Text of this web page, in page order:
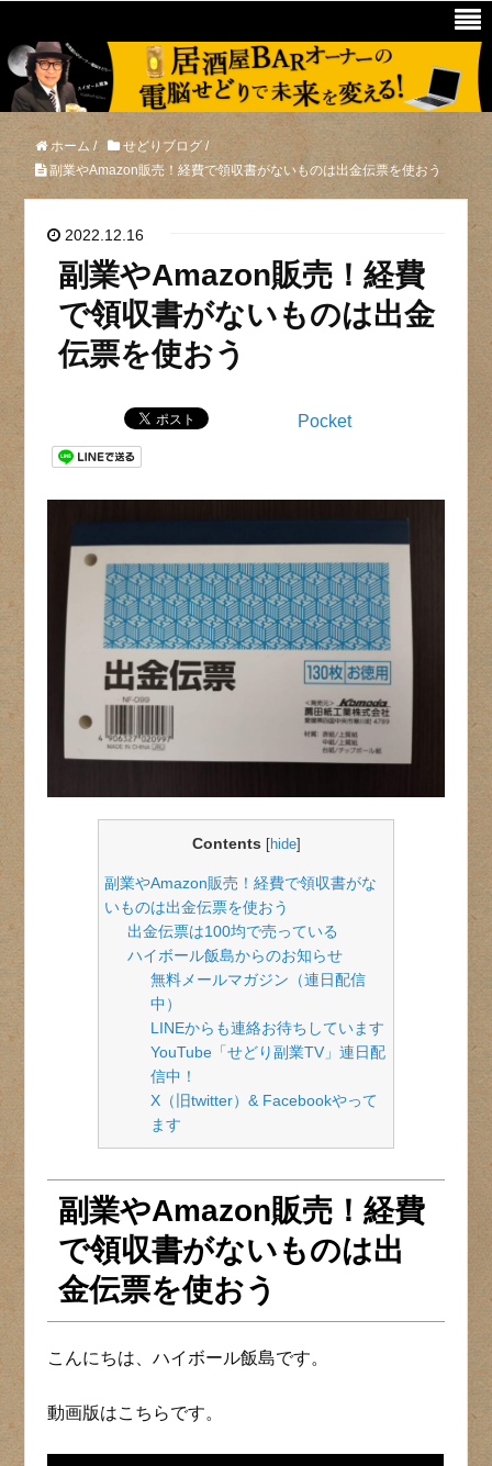
ホーム / せどりブログ/
副業やAmazon販売！経費で領収書がないものは出金伝票を使おう
2022.12.16
副業やAmazon販売！経費
で領収書がないものは出金
伝票を使おう
Pocket
Contents [hide]
副業やAmazon販売！経費で領収書がな
いものは出金伝票を使おう
出金伝票は100均で売っている
ハイボール飯島からのお知らせ
無料メールマガジン（連日配信
中）
LINEからも連絡お待ちしています
YouTube「せどり副業TV」連日配
信中！
X（旧twitter）& Facebookやって
ます
副業やAmazon販売！経費
で領収書がないものは出
金伝票を使おう
こんにちは、ハイボール飯島です。
動画版はこちらです。